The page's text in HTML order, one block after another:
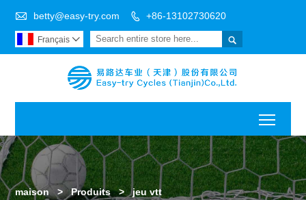
 betty@easy-try.com  +86-13102730620

Français 
maison > Produits > jeu vtt